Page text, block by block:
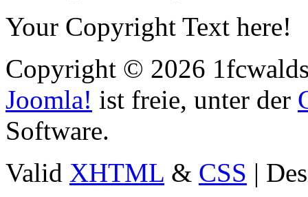
Your Copyright Text here!
Copyright © 2026
Joomla! ist freie, unter der
Software.
Valid XHTML & CSS |